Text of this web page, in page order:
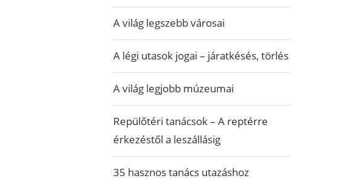
A világ legszebb városai
A légi utasok jogai – járatkésés, törlés
A világ legjobb múzeumai
Repülőtéri tanácsok – A reptérre
érkezéstől a leszállásig
35 hasznos tanács utazáshoz